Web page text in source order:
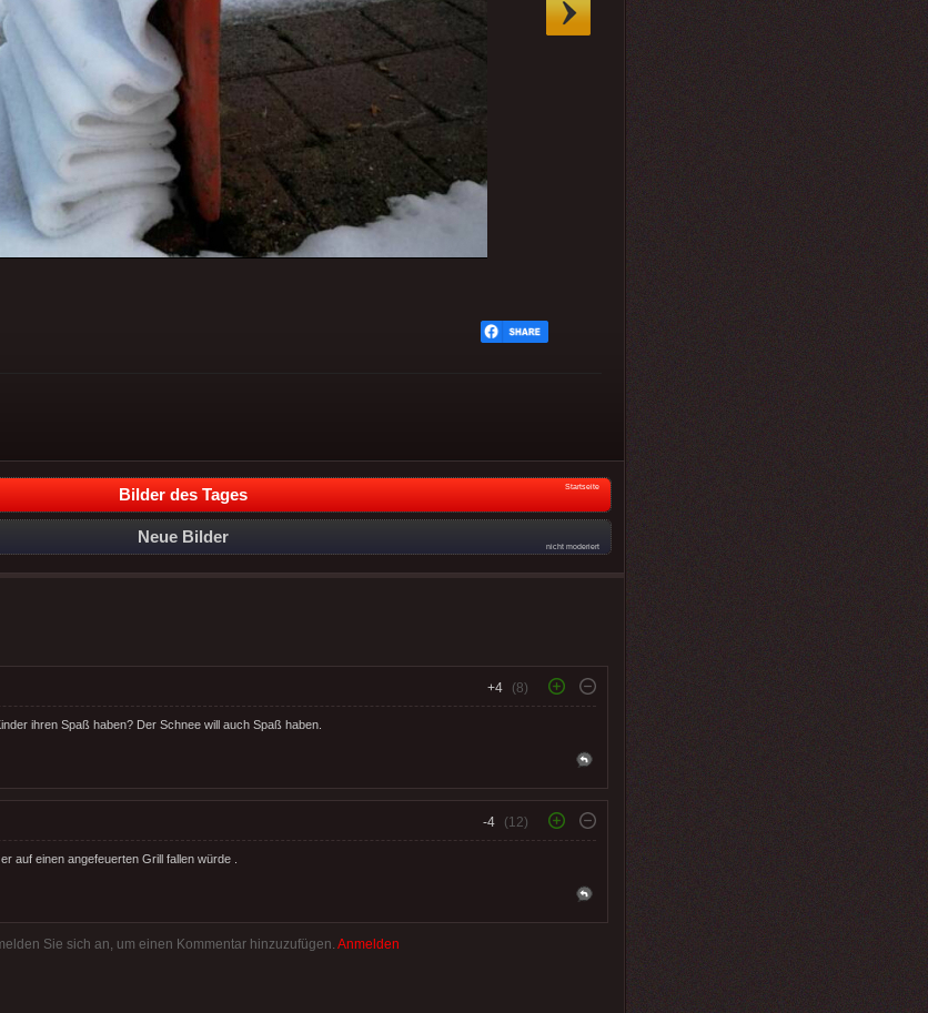
Bilder des Tages Startseite
Neue Bilder
nicht moderiert
+4 (8)
ihren Spaß haben? Der Schnee will auch Spaß haben.
-4 (12)
auf einen angefeuerten Grill fallen würde .
Sie sich an, um einen Kommentar hinzuzufügen. Anmelden